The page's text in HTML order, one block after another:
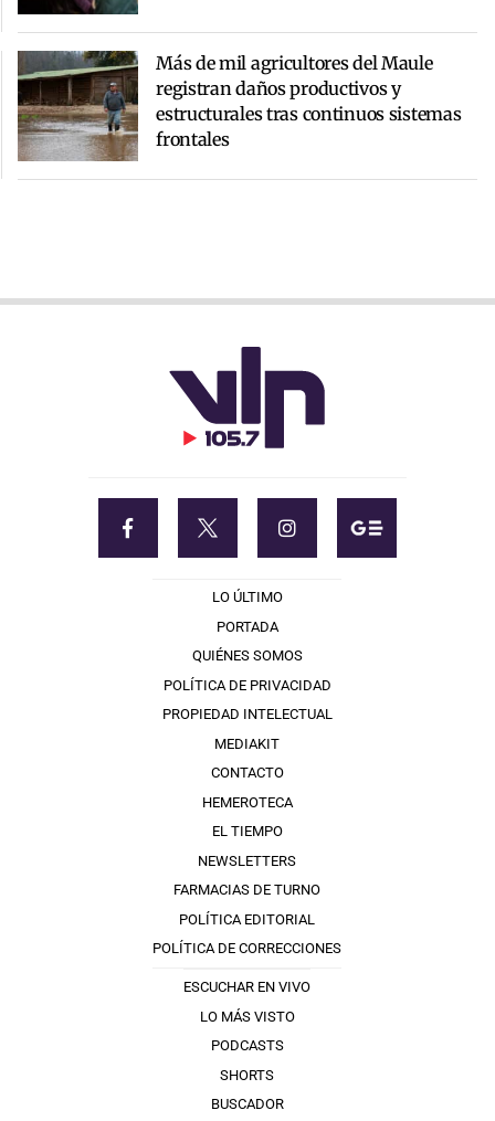
Más de mil agricultores del Maule
registran daños productivos y
estructurales tras continuos sistemas
frontales
LO ÚLTIMO
PORTADA
QUIÉNES SOMOS
POLÍTICA DE PRIVACIDAD
PROPIEDAD INTELECTUAL
MEDIAKIT
CONTACTO
HEMEROTECA
EL TIEMPO
NEWSLETTERS
FARMACIAS DE TURNO
POLÍTICA EDITORIAL
POLÍTICA DE CORRECCIONES
ESCUCHAR EN VIVO
LO MÁS VISTO
PODCASTS
SHORTS
BUSCADOR